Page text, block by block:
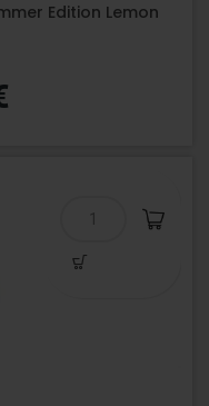
Edition Lemon